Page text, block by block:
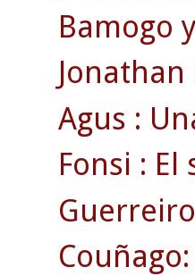
Bamogo
Jonathan
Agus :
Fonsi :